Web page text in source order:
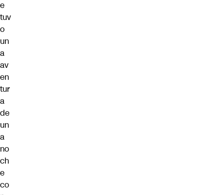
e
tuv
o
un
a
av
en
tur
a
de
un
a
no
ch
e
co